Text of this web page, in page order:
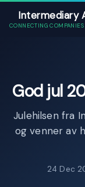
Intermediary
CONNECTING
God jul
Julehilsen fra
og venner av
24 Dec